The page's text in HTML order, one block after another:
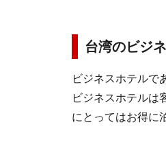
台湾のビジ
ビジネスホテルで
ビジネスホテルは
にとってはお得に